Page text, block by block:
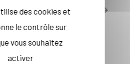
savoir plus
des cookies et
le contrôle sur
vous souhaitez
activer